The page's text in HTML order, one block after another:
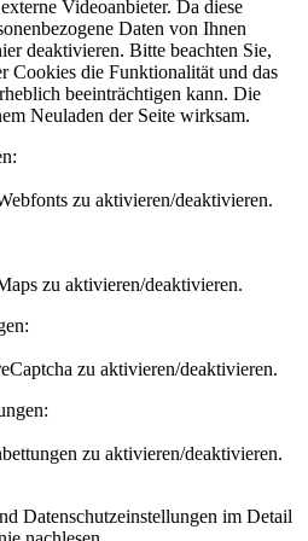
Videoanbieter. Da diese
Daten von Ihnen
deaktivieren. Bitte beachten Sie,
Cookies die Funktionalität und das
beeinträchtigen kann. Die
Neuladen der Seite wirksam.
zu aktivieren/deaktivieren.
zu aktivieren/deaktivieren.
zu aktivieren/deaktivieren.
zu aktivieren/deaktivieren.
Datenschutzeinstellungen im Detail